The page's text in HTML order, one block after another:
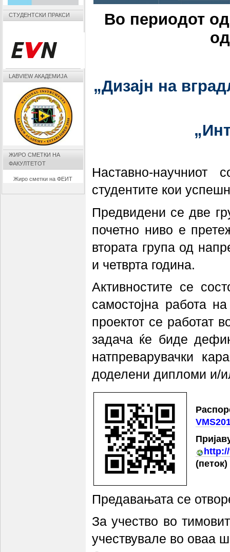
Во периодот
„Дизајн на
Наставно-
студентите кои
Предвидени се две
почетно ниво е
втората група од
и четврта година.
Активностите се
самостојна работа
проектот се работат
задача ќе биде
натпреварувачки
доделени дипломи и/
Предавањата се
За учество во
учествувале во оваа
СТУДЕНТСКИ ПРАКСИ
LABVIEW АКАДЕМИЈА
ЖИРО СМЕТКИ НА
ФАКУЛТЕТОТ
Жиро сметки на ФЕИТ